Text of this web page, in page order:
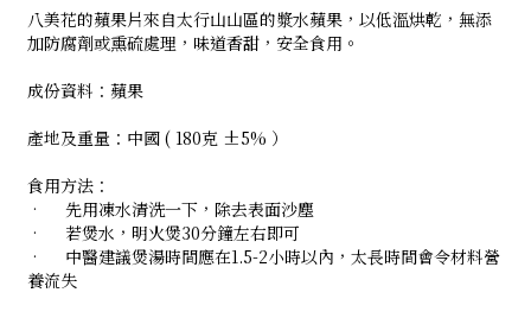
八美花的蘋果片來自太行山山區的漿水蘋果，以低溫烘乾，無添
加防腐劑或熏硫處理，味道香甜，安全食用。
成份資料：蘋果
產地及重量：中國 ( 180克 ±5% ）
食用方法：
•
先用凍水清洗一下，除去表面沙塵
•
若煲水，明火煲30分鐘左右即可
•
中醫建議煲湯時間應在1.5-2小時以內，太長時間會令材料營
養流失